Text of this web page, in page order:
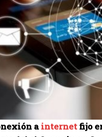
ainternet fijo